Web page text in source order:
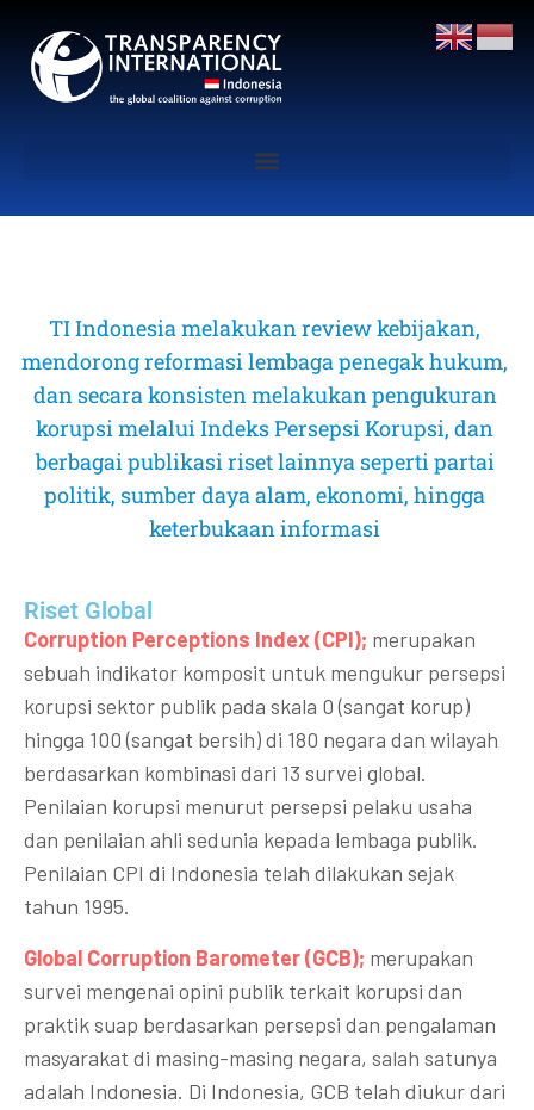
TI Indonesia melakukan review kebijakan,
mendorong reformasi lembaga penegak hukum,
dan secara konsisten melakukan pengukuran
korupsi melalui Indeks Persepsi Korupsi, dan
berbagai publikasi riset lainnya seperti partai
politik, sumber daya alam, ekonomi, hingga
keterbukaan informasi
Riset Global​
Corruption Perceptions Index (CPI); merupakan
sebuah indikator komposit untuk mengukur persepsi
korupsi sektor publik pada skala 0 (sangat korup)
hingga 100 (sangat bersih) di 180 negara dan wilayah
berdasarkan kombinasi dari 13 survei global.
Penilaian korupsi menurut persepsi pelaku usaha
dan penilaian ahli sedunia kepada lembaga publik.
Penilaian CPI di Indonesia telah dilakukan sejak
tahun 1995.
Global Corruption Barometer (GCB); merupakan
survei mengenai opini publik terkait korupsi dan
praktik suap berdasarkan persepsi dan pengalaman
masyarakat di masing-masing negara, salah satunya
adalah Indonesia. Di Indonesia, GCB telah diukur dari